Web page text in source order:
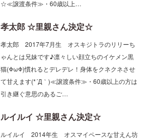
孝太郎 2017年7月生 オスキジトラのリリーち
ゃんとは兄妹です♪凛々しい顔立ちのイケメン黒
猫(ΦωΦ)慣れるとデレデレ！身体をクネクネさせ
て甘えます(*´Д｀)≪譲渡条件≫・60歳以上の方は
引き継ぐ意思のあるご…
ルイルイ 2014年生 オスマイペースな甘えん坊
♪撫でられると嬉しくてすぐにフミフミが始まり